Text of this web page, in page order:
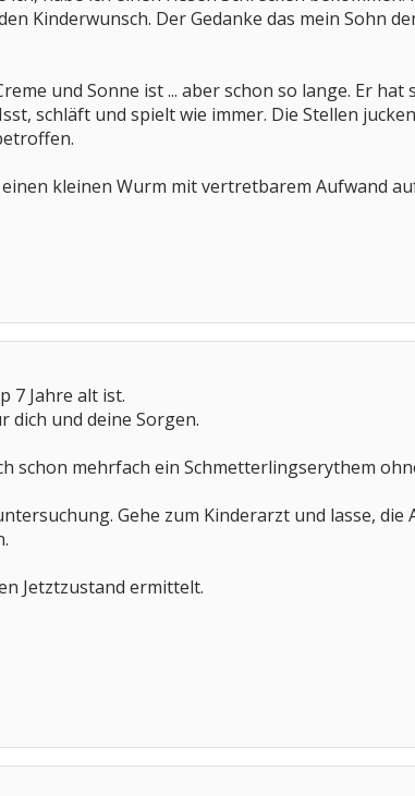
Kinderwunsch. Der Gedanke das mein Sohn
und Sonne ist ... aber schon so lange. Er hat
schläft und spielt wie immer. Die Stellen
kleinen Wurm mit vertretbarem Aufwand
7 Jahre alt ist.
dich und deine Sorgen.
schon mehrfach ein Schmetterlingserythem
Gehe zum Kinderarzt und lasse, die
Jetztzustand ermittelt.